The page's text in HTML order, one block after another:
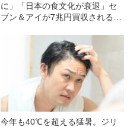
に」「日本の食文化が衰退」セ
ブン＆アイが7兆円買収される本
保障局長が解説〉
今年も40℃を超える猛暑。ジリ